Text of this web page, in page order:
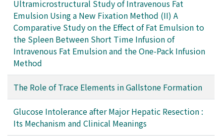
Ultramicrostructural Study of Intravenous Fat
Emulsion Using a New Fixation Method (II) A
Comparative Study on the Effect of Fat Emulsion to
the Spleen Between Short Time Infusion of
Intravenous Fat Emulsion and the One-Pack Infusion
Method
The Role of Trace Elements in Gallstone Formation
Glucose Intolerance after Major Hepatic Resection :
Its Mechanism and Clinical Meanings